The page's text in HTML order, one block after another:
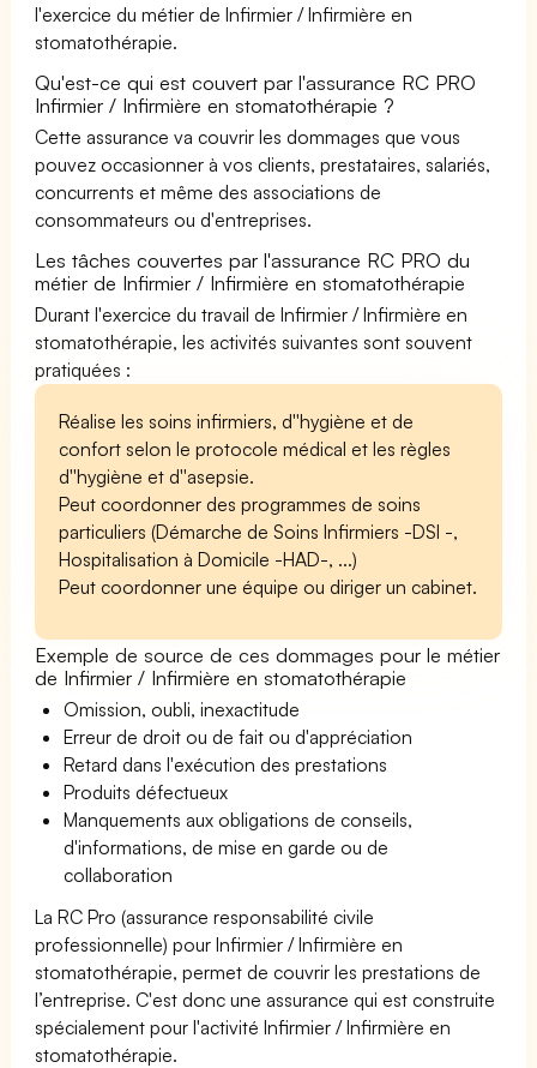
l'exercice du métier de Infirmier / Infirmière en
stomatothérapie.
Qu'est-ce qui est couvert par l'assurance RC PRO
Infirmier / Infirmière en stomatothérapie ?
Cette assurance va couvrir les dommages que vous
pouvez occasionner à vos clients, prestataires, salariés,
concurrents et même des associations de
consommateurs ou d'entreprises.
Les tâches couvertes par l'assurance RC PRO du
métier de Infirmier / Infirmière en stomatothérapie
Durant l'exercice du travail de Infirmier / Infirmière en
stomatothérapie, les activités suivantes sont souvent
pratiquées :
Réalise les soins infirmiers, d''hygiène et de
confort selon le protocole médical et les règles
d''hygiène et d''asepsie.
Peut coordonner des programmes de soins
particuliers (Démarche de Soins Infirmiers -DSI -,
Hospitalisation à Domicile -HAD-, ...)
Peut coordonner une équipe ou diriger un cabinet.
Exemple de source de ces dommages pour le métier
de Infirmier / Infirmière en stomatothérapie
Omission, oubli, inexactitude
Erreur de droit ou de fait ou d'appréciation
Retard dans l'exécution des prestations
Produits défectueux
Manquements aux obligations de conseils,
d'informations, de mise en garde ou de
collaboration
La RC Pro (assurance responsabilité civile
professionnelle) pour Infirmier / Infirmière en
stomatothérapie, permet de couvrir les prestations de
l’entreprise. C'est donc une assurance qui est construite
spécialement pour l'activité Infirmier / Infirmière en
stomatothérapie.